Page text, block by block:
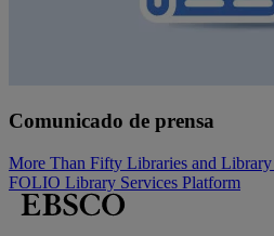
Comunicado de prensa
More Than Fifty Libraries and
FOLIO Library Services Platform